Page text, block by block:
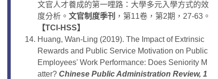
文官人才養成的第一哩路：大學多元入學方式的效
度分析。 文官制度季刊 ，第11卷，第2期，27-63。
【TCI-HSS】
Huang, Wan-Ling (2019). The Impact of Extrinsic
Rewards and Public Service Motivation on Public
Employees' Work Performance: Does Seniority M
atter? Chinese Public Administration Review, 1